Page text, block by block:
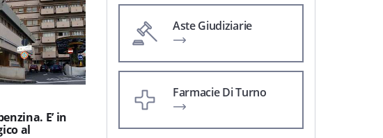
E’ in
al
Aste Giudiziarie
Farmacie Di Turno